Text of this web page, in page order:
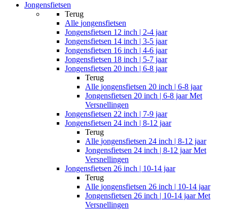
Jongensfietsen
Terug
Alle jongensfietsen
Jongensfietsen 12 inch | 2-4 jaar
Jongensfietsen 14 inch | 3-5 jaar
Jongensfietsen 16 inch | 4-6 jaar
Jongensfietsen 18 inch | 5-7 jaar
Jongensfietsen 20 inch | 6-8 jaar
Terug
Alle jongensfietsen 20 inch | 6-8 jaar
Jongensfietsen 20 inch | 6-8 jaar Met
Versnellingen
Jongensfietsen 22 inch | 7-9 jaar
Jongensfietsen 24 inch | 8-12 jaar
Terug
Alle jongensfietsen 24 inch | 8-12 jaar
Jongensfietsen 24 inch | 8-12 jaar Met
Versnellingen
Jongensfietsen 26 inch | 10-14 jaar
Terug
Alle jongensfietsen 26 inch | 10-14 jaar
Jongensfietsen 26 inch | 10-14 jaar Met
Versnellingen